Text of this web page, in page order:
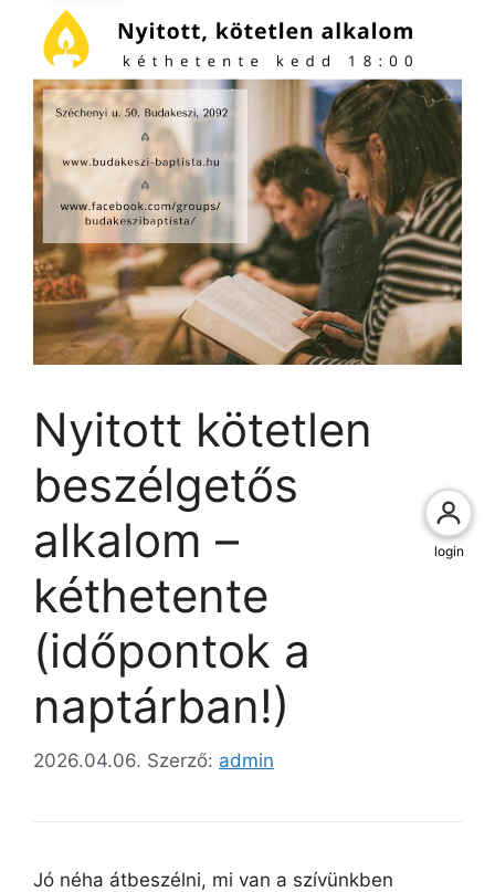
Nyitott kötetlen
beszélgetős
alkalom –
kéthetente
(időpontok a
naptárban!)
2026.04.06. Szerző: admin
Jó néha átbeszélni, mi van a szívünkben
login